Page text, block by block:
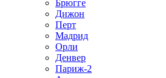
Брюгге
Дижон
Перт
Мадрид
Орли
Денвер
Париж-2